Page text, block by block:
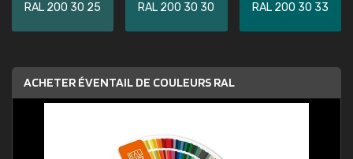
RAL 200 30 25 RAL 200 30 30 RAL 200 30 33
ACHETER ÉVENTAIL DE COULEURS RAL